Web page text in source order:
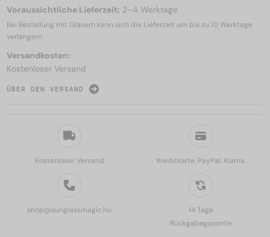
Kostenloser Versand Kreditkarte, PayPal, Klarna
shop@sunglassmagic.hu
14 Tage
Rückgabegarantie
Voraussichtliche Lieferzeit: 2–4 Werktage
Bei Bestellung mit Gläsern kann sich die Lieferzeit um bis zu 10 Werktage
verlängern.
Versandkosten:
Kostenloser Versand
ÜBER DEN VERSAND